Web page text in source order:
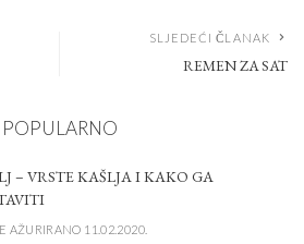
SLJEDEĆI ČLANAK
REMEN ZA SAT
POPULARNO
– VRSTE KAŠLJA I KAKO GA
AŽURIRANO 11.02.2020.